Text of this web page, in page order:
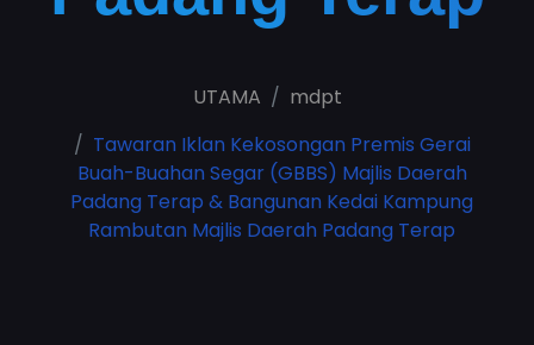
UTAMA
mdpt
Tawaran Iklan Kekosongan Premis Gerai
Buah-Buahan Segar (GBBS) Majlis Daerah
Padang Terap & Bangunan Kedai Kampung
Rambutan Majlis Daerah Padang Terap